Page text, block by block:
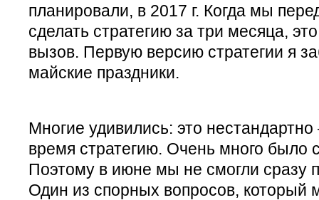
планировали, в 2017 г. Когда мы
сделать стратегию за три месяца,
вызов. Первую версию стратегии я
майские праздники.
Многие удивились: это
время стратегию. Очень много было
Поэтому в июне мы не смогли сразу
Один из спорных вопросов,